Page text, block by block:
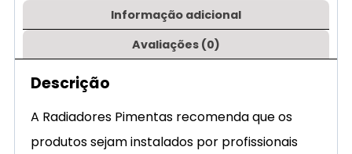
Informação adicional
Avaliações (0)
Descrição
A Radiadores Pimentas recomenda que os
produtos sejam instalados por profissionais